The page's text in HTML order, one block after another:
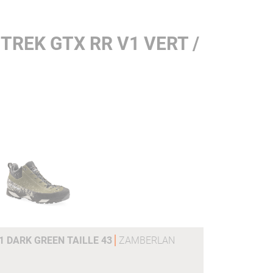
GTX RR V1 VERT /
DARK GREEN TAILLE 43 ZAMBERLAN